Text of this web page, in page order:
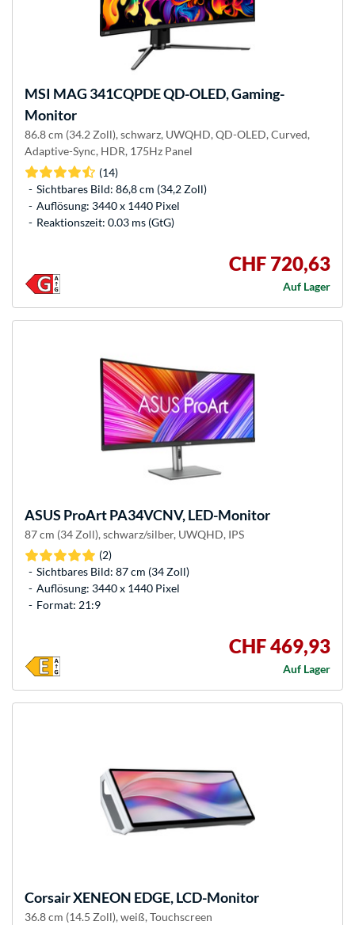
MSI MAG 341CQPDE QD-OLED, Gaming-
Monitor
86.8 cm (34.2 Zoll), schwarz, UWQHD, QD-OLED, Curved,
Adaptive-Sync, HDR, 175Hz Panel
(14)
Sichtbares Bild: 86,8 cm (34,2 Zoll)
Auflösung: 3440 x 1440 Pixel
Reaktionszeit: 0.03 ms (GtG)
CHF 720,63
Auf Lager
ASUS ProArt PA34VCNV, LED-Monitor
87 cm (34 Zoll), schwarz/silber, UWQHD, IPS
(2)
Sichtbares Bild: 87 cm (34 Zoll)
Auflösung: 3440 x 1440 Pixel
Format: 21:9
CHF 469,93
Auf Lager
CorsairXENEON EDGE, LCD-Monitor
36.8 cm (14.5 Zoll), weiß, Touchscreen